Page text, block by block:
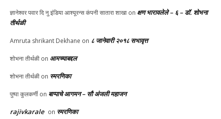
ज्ञानेश्वर पवार दि नु इंडिया आश्यूरन्स कंपनी सातारा शाखा on क्षण भारावलेले – ६ – डॉ. शोभना
तीर्थळी
Amruta shrikant Dekhane on ८ जानेवारी २०१८ सभावृत्त
शोभना तीर्थळी on आमच्याबद्दल
शोभना तीर्थळी on स्मरणिका
पुष्पा कुलकर्णी on बाप्पाचे आगमन – सौ अंजली महाजन
rajivkarale on स्मरणिका